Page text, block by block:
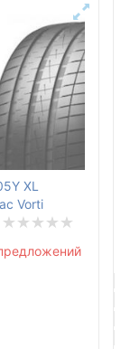
XL
Vorti